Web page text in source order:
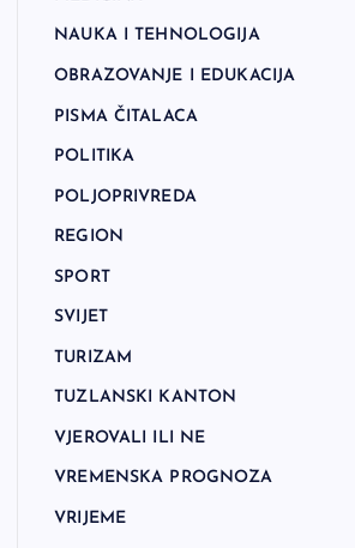
NAUKA I TEHNOLOGIJA
OBRAZOVANJE I EDUKACIJA
PISMA ČITALACA
POLITIKA
POLJOPRIVREDA
REGION
SPORT
SVIJET
TURIZAM
TUZLANSKI KANTON
VJEROVALI ILI NE
VREMENSKA PROGNOZA
VRIJEME